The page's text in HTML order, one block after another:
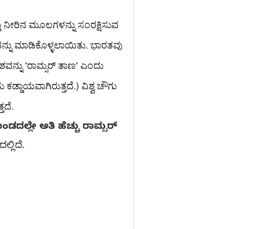
ಮೂಲಗಳನ್ನು ಸಂರಕ್ಷಿಸುವ
'ರಾಮ್ಸರ್ ತಾಣ' ಎಂದು
ವಿಶ್ವ ಚೌಗು
ಅತಿ ಹೆಚ್ಚು ರಾಮ್ಸರ್